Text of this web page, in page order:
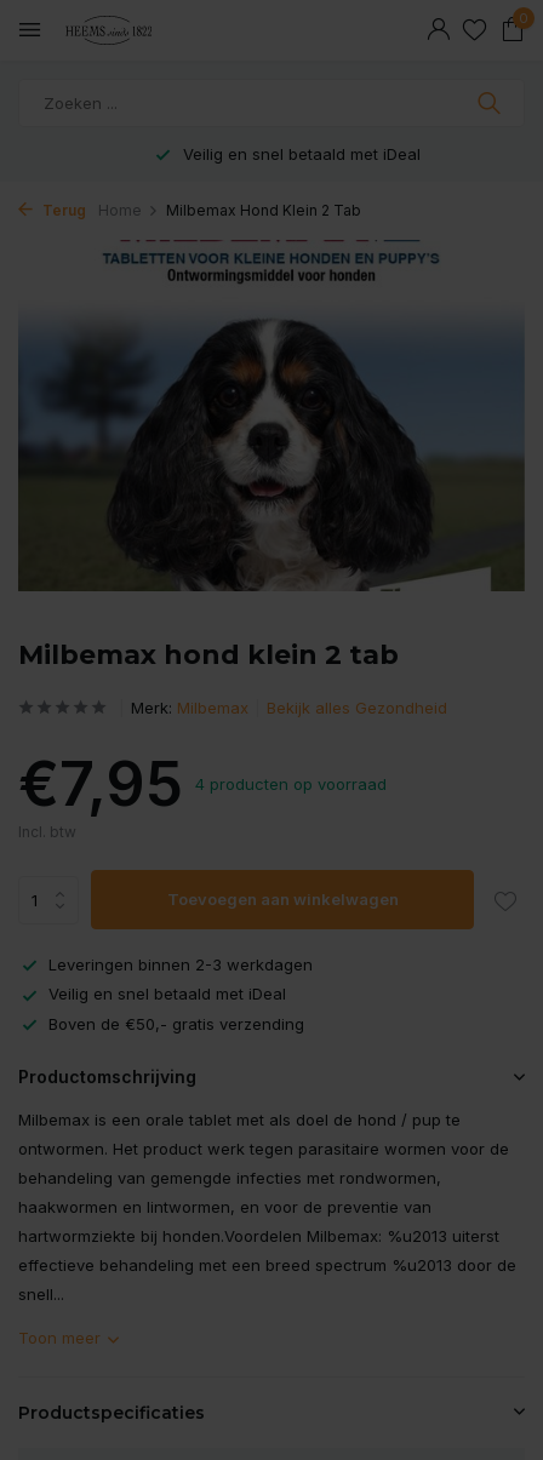
0
Veilig en snel betaald met iDeal
Terug Home Milbemax Hond Klein 2 Tab
Milbemax hond klein 2 tab
Merk: Milbemax Bekijk alles Gezondheid
€7,95 4 producten op voorraad
Incl. btw
Toevoegen aan winkelwagen
Leveringen binnen 2-3 werkdagen
Veilig en snel betaald met iDeal
Boven de €50,- gratis verzending
Productomschrijving
Milbemax is een orale tablet met als doel de hond / pup te
ontwormen. Het product werk tegen parasitaire wormen voor de
behandeling van gemengde infecties met rondwormen,
haakwormen en lintwormen, en voor de preventie van
hartwormziekte bij honden.Voordelen Milbemax: %u2013 uiterst
effectieve behandeling met een breed spectrum %u2013 door de
snell...
Toon meer
Productspecificaties